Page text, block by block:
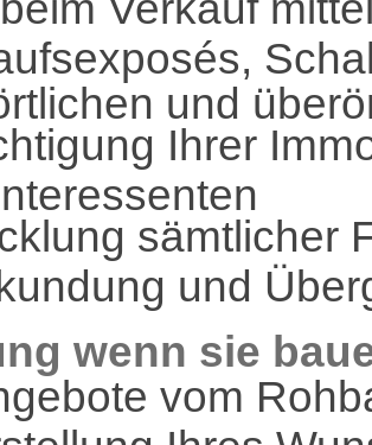
und
Ihrer
sämtlicher
und
wenn sie
vom